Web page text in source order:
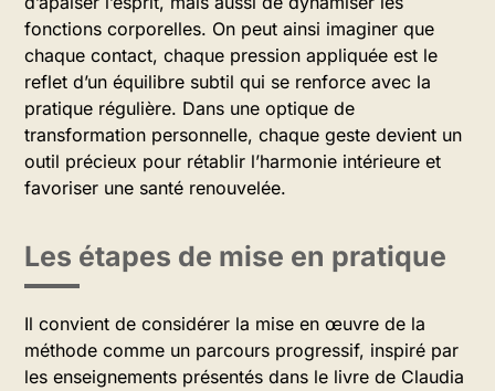
fonctions corporelles. On peut ainsi imaginer que
chaque contact, chaque pression appliquée est le
reflet d’un équilibre subtil qui se renforce avec la
pratique régulière. Dans une optique de
transformation personnelle, chaque geste devient un
outil précieux pour rétablir l’harmonie intérieure et
favoriser une santé renouvelée.
Les étapes de mise en pratique
Il convient de considérer la mise en œuvre de la
méthode comme un parcours progressif, inspiré par
les enseignements présentés dans le livre de Claudia